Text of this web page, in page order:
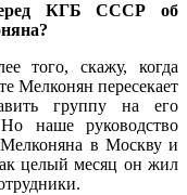
КГБ СССР об
того, скажу, когда
Мелконян пересекает
группу на его
наше руководство
в Москву и
целый месяц он жил